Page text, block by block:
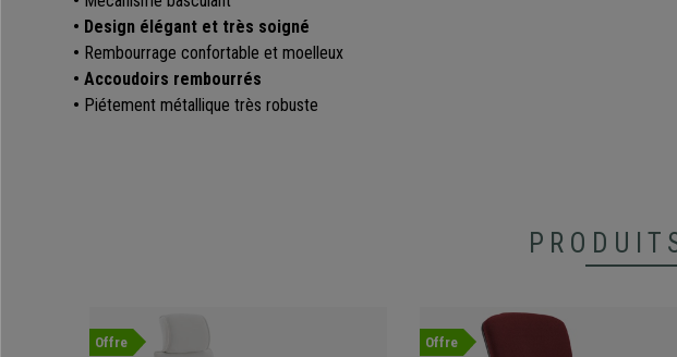
• Design élégant et très soigné
• Rembourrage confortable et moelleux
• Accoudoirs rembourrés
• Piétement métallique très robuste
Offre
Offre